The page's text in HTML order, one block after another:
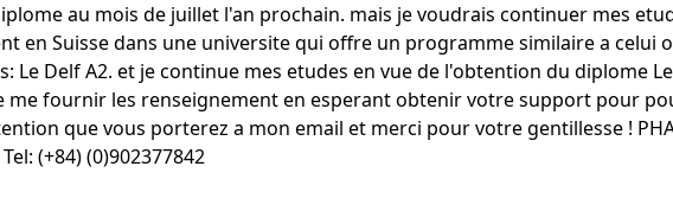
au mois de juillet l'an prochain. mais je voudrais continuer mes
en Suisse dans une universite qui offre un programme similaire a celui
Le Delf A2. et je continue mes etudes en vue de l'obtention du diplome
me fournir les renseignement en esperant obtenir votre support pour
que vous porterez a mon email et merci pour votre gentillesse !
(+84) (0)902377842